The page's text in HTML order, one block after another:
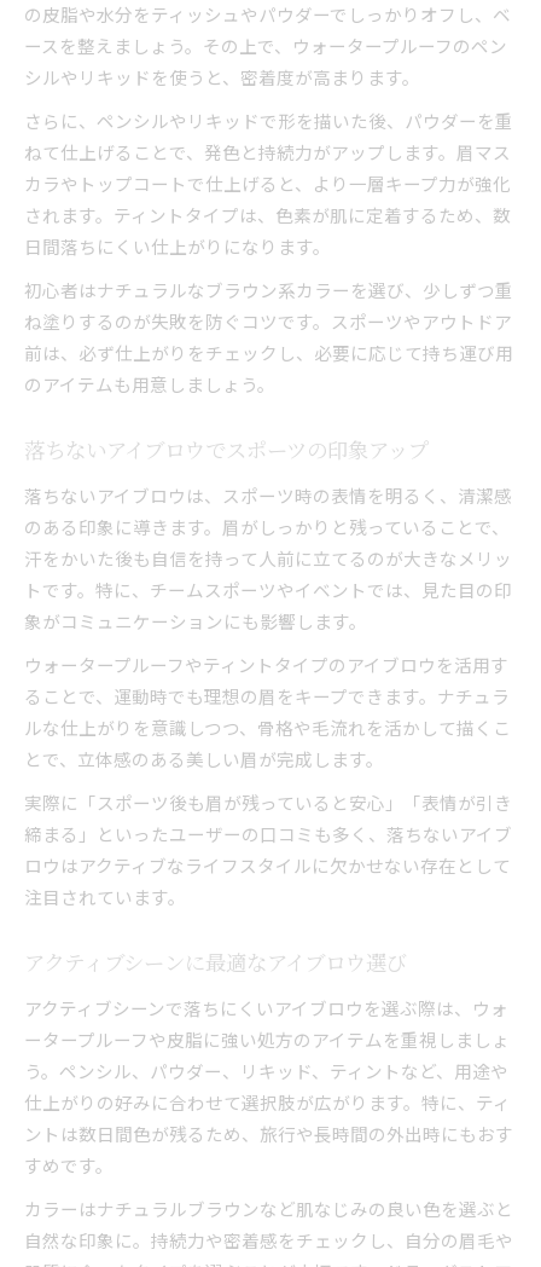
の皮脂や水分をティッシュやパウダーでしっかりオフし、ベ
ースを整えましょう。その上で、ウォータープルーフのペン
シルやリキッドを使うと、密着度が高まります。
さらに、ペンシルやリキッドで形を描いた後、パウダーを重
ねて仕上げることで、発色と持続力がアップします。眉マス
カラやトップコートで仕上げると、より一層キープ力が強化
されます。ティントタイプは、色素が肌に定着するため、数
日間落ちにくい仕上がりになります。
初心者はナチュラルなブラウン系カラーを選び、少しずつ重
ね塗りするのが失敗を防ぐコツです。スポーツやアウトドア
前は、必ず仕上がりをチェックし、必要に応じて持ち運び用
のアイテムも用意しましょう。
落ちないアイブロウでスポーツの印象アップ
落ちないアイブロウは、スポーツ時の表情を明るく、清潔感
のある印象に導きます。眉がしっかりと残っていることで、
汗をかいた後も自信を持って人前に立てるのが大きなメリッ
トです。特に、チームスポーツやイベントでは、見た目の印
象がコミュニケーションにも影響します。
ウォータープルーフやティントタイプのアイブロウを活用す
ることで、運動時でも理想の眉をキープできます。ナチュラ
ルな仕上がりを意識しつつ、骨格や毛流れを活かして描くこ
とで、立体感のある美しい眉が完成します。
実際に「スポーツ後も眉が残っていると安心」「表情が引き
締まる」といったユーザーの口コミも多く、落ちないアイブ
ロウはアクティブなライフスタイルに欠かせない存在として
注目されています。
アクティブシーンに最適なアイブロウ選び
アクティブシーンで落ちにくいアイブロウを選ぶ際は、ウォ
ータープルーフや皮脂に強い処方のアイテムを重視しましょ
う。ペンシル、パウダー、リキッド、ティントなど、用途や
仕上がりの好みに合わせて選択肢が広がります。特に、ティ
ントは数日間色が残るため、旅行や長時間の外出時にもおす
すめです。
カラーはナチュラルブラウンなど肌なじみの良い色を選ぶと
自然な印象に。持続力や密着感をチェックし、自分の眉毛や